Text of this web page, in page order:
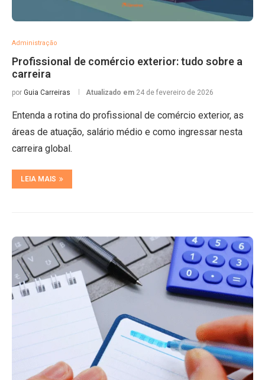
Administração
Profissional de comércio exterior: tudo sobre a
carreira
por Guia Carreiras Atualizado em 24 de fevereiro de 2026
Entenda a rotina do profissional de comércio exterior, as
áreas de atuação, salário médio e como ingressar nesta
carreira global.
LEIA MAIS